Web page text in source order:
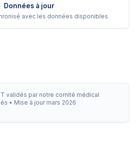
Données à jour
avec les données disponibles
validés par notre comité médical
• Mise à jour mars 2026